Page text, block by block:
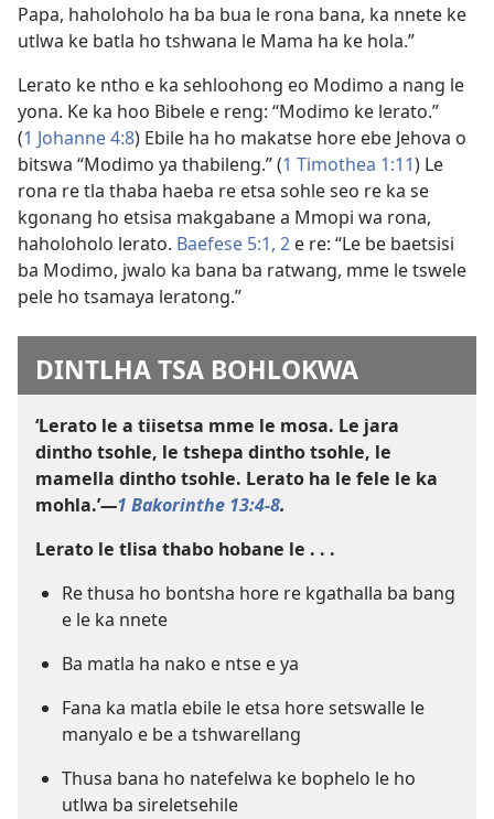
Papa, haholoholo ha ba bua le rona bana, ka nnete ke
utlwa ke batla ho tshwana le Mama ha ke hola.”
Lerato ke ntho e ka sehloohong eo Modimo a nang le
yona. Ke ka hoo Bibele e reng: “Modimo ke lerato.”
(1 Johanne 4:8) Ebile ha ho makatse hore ebe Jehova o
bitswa “Modimo ya thabileng.” (1 Timothea 1:11) Le
rona re tla thaba haeba re etsa sohle seo re ka se
kgonang ho etsisa makgabane a Mmopi wa rona,
haholoholo lerato. Baefese 5:1, 2 e re: “Le be baetsisi
ba Modimo, jwalo ka bana ba ratwang, mme le tswele
pele ho tsamaya leratong.”
DINTLHA TSA BOHLOKWA
‘Lerato le a tiisetsa mme le mosa. Le jara
dintho tsohle, le tshepa dintho tsohle, le
mamella dintho tsohle. Lerato ha le fele le ka
mohla.’—1 Bakorinthe 13:4-8.
Lerato le tlisa thabo hobane le . . .
Re thusa ho bontsha hore re kgathalla ba bang
e le ka nnete
Ba matla ha nako e ntse e ya
Fana ka matla ebile le etsa hore setswalle le
manyalo e be a tshwarellang
Thusa bana ho natefelwa ke bophelo le ho
utlwa ba sireletsehile